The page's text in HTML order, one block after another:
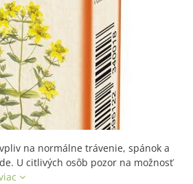
na normálne trávenie, spánok a
U citlivých osôb pozor na možnosť